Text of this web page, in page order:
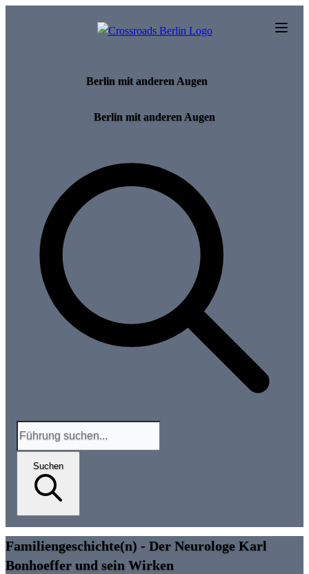
Berlin mit anderen Augen
Berlin mit anderen Augen
Suchen
Familiengeschichte(n) - Der Neurologe Karl
Bonhoeffer und sein Wirken